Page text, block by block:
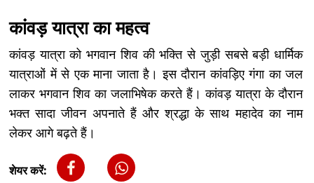
कांवड़ यात्रा का महत्व
कांवड़ यात्रा को भगवान शिव की भक्ति से जुड़ी सबसे बड़ी धार्मिक
यात्राओं में से एक माना जाता है। इस दौरान कांवड़िए गंगा का जल
लाकर भगवान शिव का जलाभिषेक करते हैं। कांवड़ यात्रा के दौरान
भक्त सादा जीवन अपनाते हैं और श्रद्धा के साथ महादेव का नाम
लेकर आगे बढ़ते हैं।
शेयर करें: